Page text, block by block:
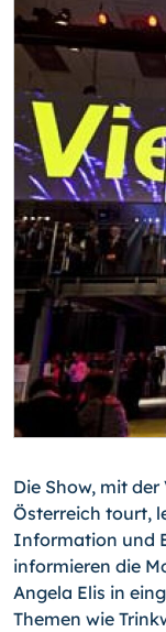
Die Show, mit
Österreich tourt,
Information und
informieren die
Angela Elis in
Themen wie